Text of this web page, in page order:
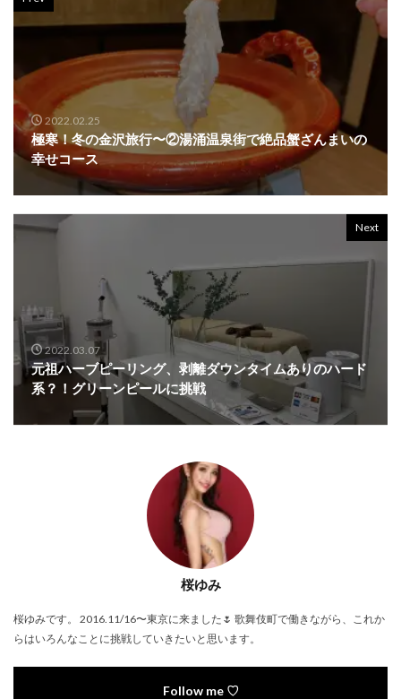
2022.02.25
極寒！冬の金沢旅行〜②湯涌温泉街で絶品蟹ざんまいの
幸せコース
Next
2022.03.07
元祖ハーブピーリング、剥離ダウンタイムありのハード
系？！グリーンピールに挑戦
桜ゆみ
桜ゆみです。 2016.11/16〜東京に来ました🌷 歌舞伎町で働きながら、これか
らはいろんなことに挑戦していきたいと思います。
Follow me ♡